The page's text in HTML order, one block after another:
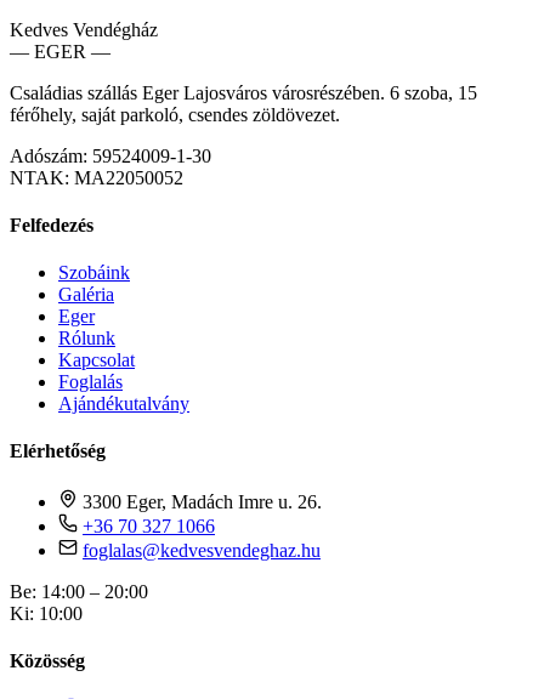
Kedves Vendégház
— EGER —
Családias szállás Eger Lajosváros városrészében. 6 szoba, 15
férőhely, saját parkoló, csendes zöldövezet.
Adószám: 59524009-1-30
NTAK: MA22050052
Felfedezés
Szobáink
Galéria
Eger
Rólunk
Kapcsolat
Foglalás
Ajándékutalvány
Elérhetőség
3300 Eger, Madách Imre u. 26.
+36 70 327 1066
foglalas@kedvesvendeghaz.hu
Be: 14:00 – 20:00
Ki: 10:00
Közösség